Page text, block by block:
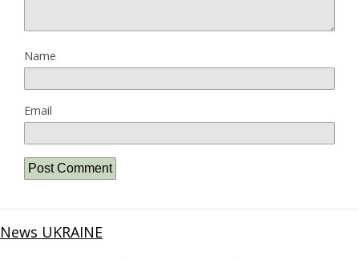
Name
Email
News UKRAINE